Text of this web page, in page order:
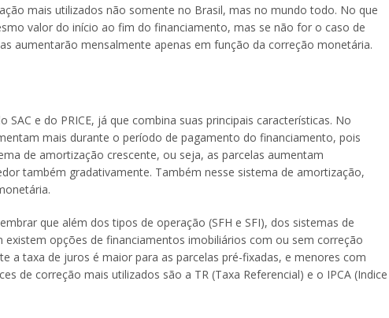
mais utilizados não somente no Brasil, mas no mundo todo. No que
valor do início ao fim do financiamento, mas se não for o caso de
aumentarão mensalmente apenas em função da correção monetária.
SAC e do PRICE, já que combina suas principais características. No
mais durante o período de pagamento do financiamento, pois
de amortização crescente, ou seja, as parcelas aumentam
também gradativamente. Também nesse sistema de amortização,
que além dos tipos de operação (SFH e SFI), dos sistemas de
existem opções de financiamentos imobiliários com ou sem correção
a taxa de juros é maior para as parcelas pré-fixadas, e menores com
de correção mais utilizados são a TR (Taxa Referencial) e o IPCA (Indice